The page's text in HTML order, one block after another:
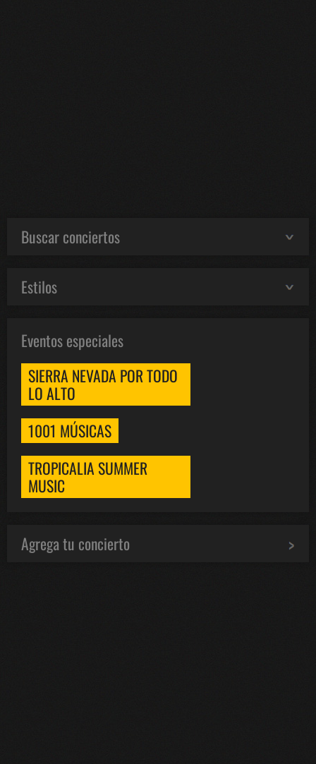
Buscar conciertos
Estilos
Eventos especiales
SIERRA NEVADA POR TODO
LO ALTO
1001 MÚSICAS
TROPICALIA SUMMER
MUSIC
Agrega tu concierto